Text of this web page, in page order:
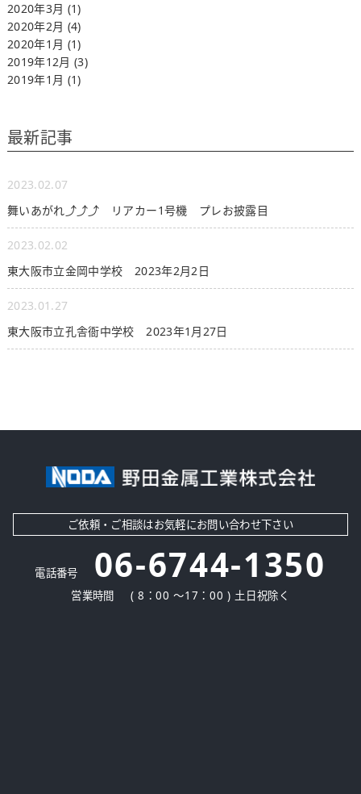
2020年3月 (1)
2020年2月 (4)
2020年1月 (1)
2019年12月(3)
2019年1月 (1)
最新記事
2023.02.07
舞いあがれ⤴⤴⤴ リアカー1号機 プレお披露目
2023.02.02
東大阪市立金岡中学校 2023年2月2日
2023.01.27
東大阪市立孔舎衙中学校 2023年1月27日
ご依頼・ご相談はお気軽にお問い合わせ下さい
電話番号 06-6744-1350
営業時間 ( 8：00 ～17：00 ) 土日祝除く